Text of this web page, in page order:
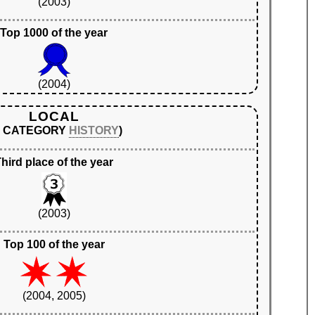
Top 1000 of the year
(2004)
LOCAL
CATEGORY HISTORY)
place of the year
(2003)
Top 100 of the year
(2004, 2005)